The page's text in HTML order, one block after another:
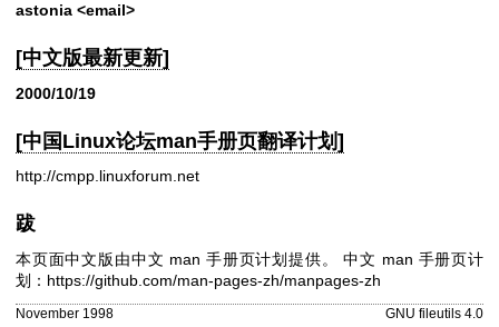
astonia <email>
[中文版最新更新]
2000/10/19
[中国Linux论坛man手册页翻译计划]
http://cmpp.linuxforum.net
跋
本页面中文版由中文 man 手册页计划提供。中文 man 手册页计
划： https://github.com/man-pages-zh/manpages-zh
November 1998 GNU fileutils 4.0